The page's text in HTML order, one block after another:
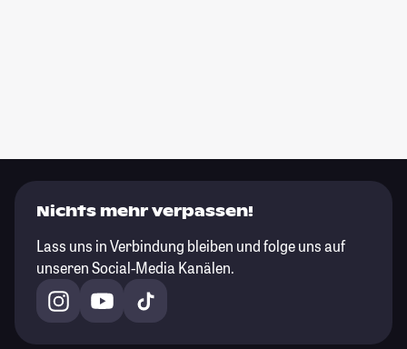
Nichts mehr verpassen!
Lass uns in Verbindung bleiben und folge uns auf
unseren Social-Media Kanälen.